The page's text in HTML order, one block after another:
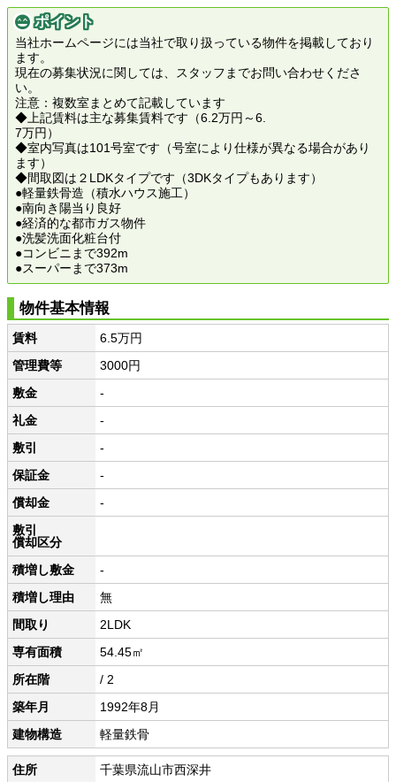
ポイント
当社ホームページには当社で取り扱っている物件を掲載しており
ます。
現在の募集状況に関しては、スタッフまでお問い合わせくださ
い。
注意：複数室まとめて記載しています
◆上記賃料は主な募集賃料です（6.2万円～6.
7万円）
◆室内写真は101号室です（号室により仕様が異なる場合があり
ます）
◆間取図は２LDKタイプです（3DKタイプもあります）
●軽量鉄骨造（積水ハウス施工）
●南向き陽当り良好
●経済的な都市ガス物件
●洗髪洗面化粧台付
●コンビニまで392m
●スーパーまで373m
物件基本情報
賃料
6.5万円
管理費等
3000円
敷金
-
礼金
-
敷引
-
保証金
-
償却金
-
敷引
償却区分
積増し敷金
-
積増し理由
無
間取り
2LDK
専有面積
54.45㎡
所在階
/ 2
築年月
1992年8月
建物構造
軽量鉄骨
住所
千葉県流山市西深井